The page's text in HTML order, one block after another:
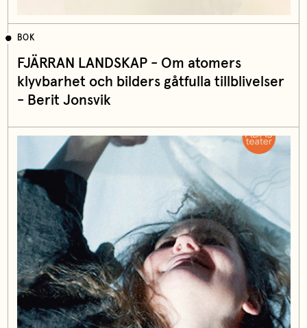
BOK
FJÄRRAN LANDSKAP - Om atomers
klyvbarhet och bilders gåtfulla tillblivelser
- Berit Jonsvik